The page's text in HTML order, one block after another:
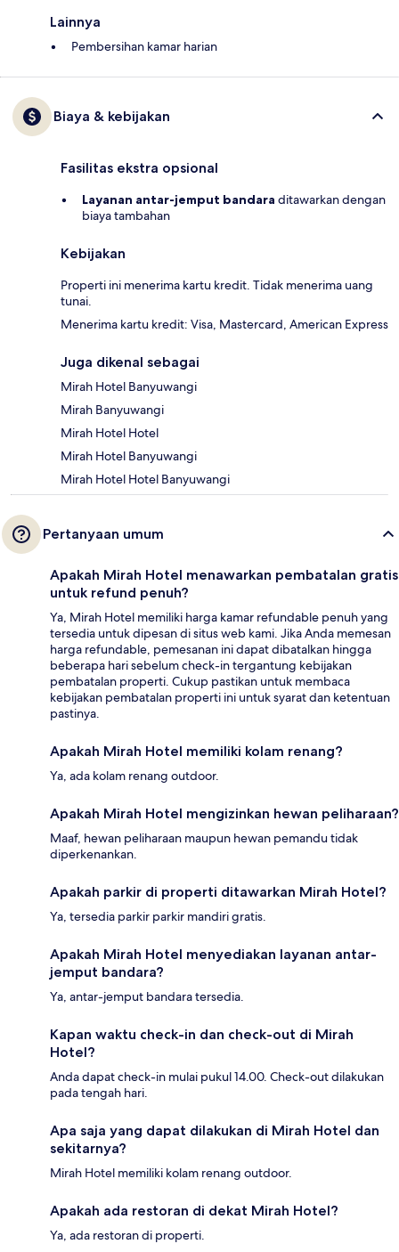
Lainnya
Pembersihan kamar harian
Biaya & kebijakan
Fasilitas ekstra opsional
Layanan antar-jemput bandara ditawarkan dengan
biaya tambahan
Kebijakan
Properti ini menerima kartu kredit. Tidak menerima uang
tunai.
Menerima kartu kredit: Visa, Mastercard, American Express
Juga dikenal sebagai
Mirah Hotel Banyuwangi
Mirah Banyuwangi
Mirah Hotel Hotel
Mirah Hotel Banyuwangi
Mirah Hotel Hotel Banyuwangi
Pertanyaan umum
Apakah Mirah Hotel menawarkan pembatalan gratis
untuk refund penuh?
Ya, Mirah Hotel memiliki harga kamar refundable penuh yang
tersedia untuk dipesan di situs web kami. Jika Anda memesan
harga refundable, pemesanan ini dapat dibatalkan hingga
beberapa hari sebelum check-in tergantung kebijakan
pembatalan properti. Cukup pastikan untuk membaca
kebijakan pembatalan properti ini untuk syarat dan ketentuan
pastinya.
Apakah Mirah Hotel memiliki kolam renang?
Ya, ada kolam renang outdoor.
Apakah Mirah Hotel mengizinkan hewan peliharaan?
Maaf, hewan peliharaan maupun hewan pemandu tidak
diperkenankan.
Apakah parkir di properti ditawarkan Mirah Hotel?
Ya, tersedia parkir parkir mandiri gratis.
Apakah Mirah Hotel menyediakan layanan antar-
jemput bandara?
Ya, antar-jemput bandara tersedia.
Kapan waktu check-in dan check-out di Mirah
Hotel?
Anda dapat check-in mulai pukul 14.00. Check-out dilakukan
pada tengah hari.
Apa saja yang dapat dilakukan di Mirah Hotel dan
sekitarnya?
Mirah Hotel memiliki kolam renang outdoor.
Apakah ada restoran di dekat Mirah Hotel?
Ya, ada restoran di properti.